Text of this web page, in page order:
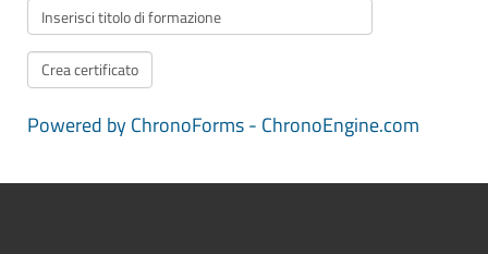
Powered by ChronoForms - ChronoEngine.com